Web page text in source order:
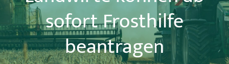
sofort Frosthilfe
beantragen